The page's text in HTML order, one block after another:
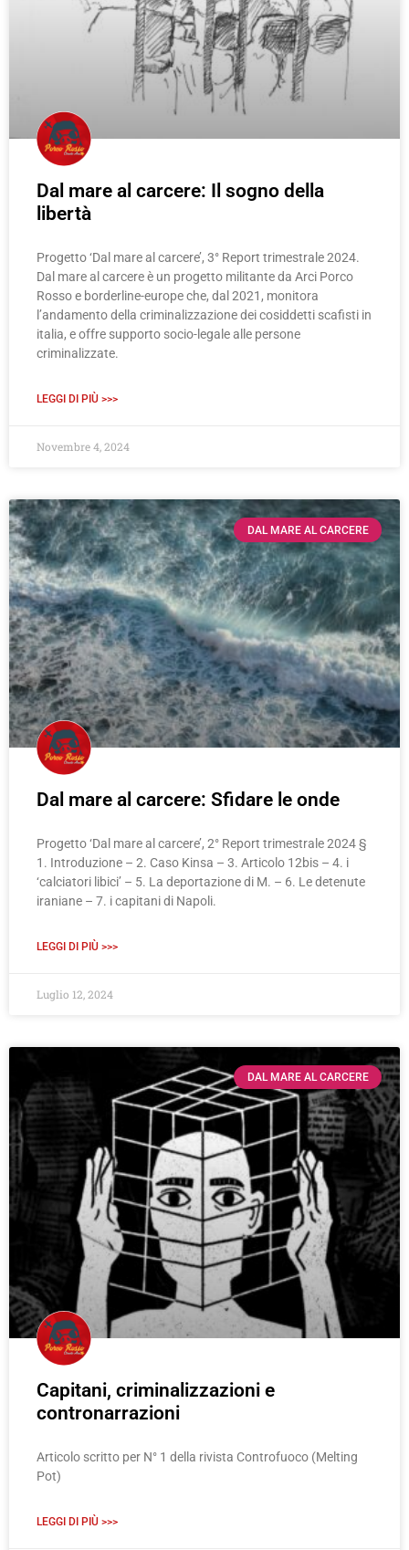
Dal mare al carcere: Il sogno della
libertà
Progetto ‘Dal mare al carcere’, 3° Report trimestrale 2024.
Dal mare al carcere è un progetto militante da Arci Porco
Rosso e borderline-europe che, dal 2021, monitora
l’andamento della criminalizzazione dei cosiddetti scafisti in
italia, e offre supporto socio-legale alle persone
criminalizzate.
LEGGI DI PIÙ >>>
Novembre 4, 2024
DAL MARE AL CARCERE
Dal mare al carcere: Sfidare le onde
Progetto ‘Dal mare al carcere’, 2° Report trimestrale 2024 §
1. Introduzione – 2. Caso Kinsa – 3. Articolo 12bis – 4. i
‘calciatori libici’ – 5. La deportazione di M. – 6. Le detenute
iraniane – 7. i capitani di Napoli.
LEGGI DI PIÙ >>>
Luglio 12, 2024
DAL MARE AL CARCERE
Capitani, criminalizzazioni e
contronarrazioni
Articolo scritto per N° 1 della rivista Controfuoco (Melting
Pot)
LEGGI DI PIÙ >>>